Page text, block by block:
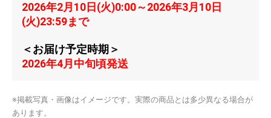
2026年2月10日(火)0:00～2026年3月10日
(火)23:59まで
＜お届け予定時期＞
2026年4月中旬頃発送
※掲載写真・画像はイメージです。実際の商品とは多少異なる場合が
あります。